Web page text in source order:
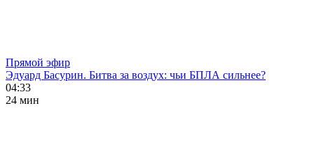
Прямой эфир
Эдуард Басурин. Битва за воздух: чьи БПЛА сильнее?
04:33
24 мин